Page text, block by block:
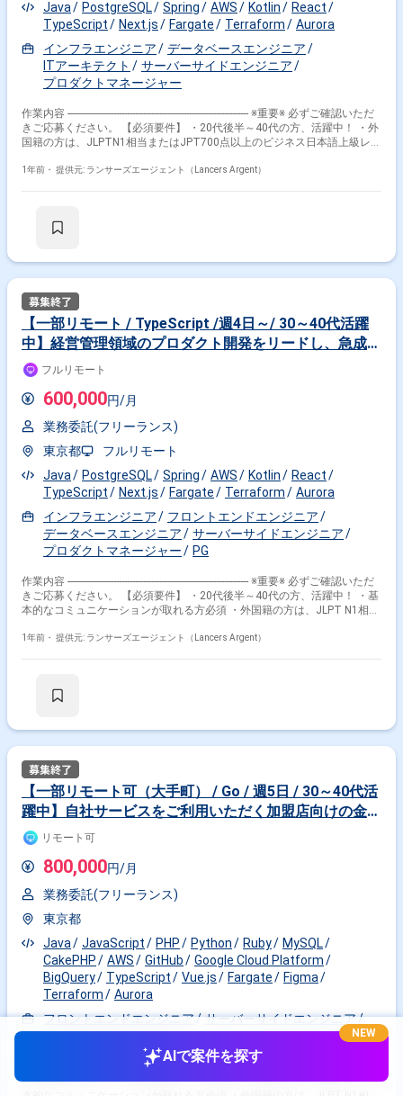
クエンド開発を行っており、現在はTypeScriptをメインとする技術スタッ
クに移行しています。 T3Stackを使用したリアーキテクトを計画してお
り、新規サービスは基本的にTypeScript（Next.js）で開発を行います。
【チーム構成】 エンジニア組織は日本チーム40名、ベトナムオフショア
チーム20名で構成されています。現在、内製化領域を拡大中です。 【そ
の他】 完全リモートOK（日本国内のみ） 就業時間 9:30〜18:30（休憩
60分）
Java
PostgreSQL Spring AWS Kotlin
React
TypeScript
Next.js Fargate Terraform
Aurora
インフラエンジニア
データベースエンジニア
ITアーキテクト
サーバーサイドエンジニア
プロダクトマネージャー
作業内容 ------------------------------------------------------------------- ※重要※ 必ずご確認いただ
きご応募ください。 【必須要件】 ・20代後半～40代の方、活躍中！ ・外
国籍の方は、JLPTN1相当またはJPT700点以上のビジネス日本語上級レベ
------------------------------------------------------------------- 【企業】 IT技術を活用して法人向け
し、顧客の購買行動分析など高度なサービスでこれにより、幅広いクライ
を成功に導く役割を担っていただきます。 【具体的な仕事内容】 ・プロ
ダクト全体やチーム横断での技術課題の解消 ・モデリング、設計、および
新機能の開発 ・ETL機能の高速化、汎用化、エラー処理のUX向上 ・デー
タ集計・分析表示画面の高速化 ・日常的なリファクタリングおよびチーム
チーム横断での開発プロセスの改善 【使用技術・ツール】 ・サーバーサ
フラ:AWS,Terraform,Fargate,ECR ・データベース:AuroraPostgreSQL 【求
従事してきた方 ・採用や技術発信、顧客ヒアリングなど開発以外の業務で
も事業成長にコミットできる方 ・チームや事業に対して、建設的なフィー
ドバックを率直に伝えられる方 ・非連続的な成長や価値提供を成し遂げた
いという意欲を持つ方 【その他】 ・就業時間：9:30〜18:30（休憩60分）
・初回カジュアル面談後、コーディングテスト＋最終面談1回となります
・経営管理領域の難解なDX化にチャレンジできる環境です。 ・チームリ
ーダーやマネージャー、新規事業のプロダクト開発など、キャリアの幅が
広がる機会が多くあります。
1年前・ 提供元: ランサーズエージェント（Lancers Argent）
【一部リモート / TypeScript /週4日～/ 30～40代活躍
中】経営管理領域のプロダクト開発をリードし、急成長
中のサービスのさらなる進化をサポートするエンジニア
フルリモート
600,000円/月
業務委託(フリーランス)
東京都
フルリモート
Java
PostgreSQL Spring AWS Kotlin
React
TypeScript
Next.js Fargate Terraform
Aurora
インフラエンジニア
フロントエンドエンジニア
データベースエンジニア
サーバーサイドエンジニア
プロダクトマネージャー
PG
作業内容 ------------------------------------------------------------------- ※重要※ 必ずご確認いただ
きご応募ください。 【必須要件】 ・20代後半～40代の方、活躍中！ ・基
本的なコミュニケーションが取れる方必須 ・外国籍の方は、JLPT N1相当
（副業不可） ・エンジニア実務経験3年以上必須 ---------------------------------------------
独自のマーケティングプラットフォームを構築し、顧客の購買行動分析な
保証や全体最適な意思決定を行い、プロジェクトを成功に導く役割を担っ
ていただきます。 【具体的な仕事内容】 ・プロダクト全体やチーム横断
での技術課題の解消 ・モデリング、設計、および新機能の開発 ・ETL機能
の高速化、汎用化、エラー処理のUX向上 ・データ集計・分析表示画面の
ード ・開発フローの高速化、効率化、自動化 ・チーム横断での開発プロ
・フロントエンド: React, Next.js, TypeScript ・インフラ: AWS, Terraform,
ーザーファーストでプロダクトと向き合いながら開発に従事してきた方 ・
採用や技術発信、顧客ヒアリングなど開発以外の業務でも事業成長にコミ
ットできる方 ・チームや事業に対して、建設的なフィードバックを率直に
伝えられる方 ・非連続的な成長や価値提供を成し遂げたいという意欲を持
つ方 【その他】 ・就業時間：9:30〜18:30（休憩60分） ・初回カジュア
ル面談後、コーディングテスト＋最終面談1回となります ・紹介前にご本
人の応募意向を確認したうえでエントリーください ・経営管理領域の難解
なDX化にチャレンジできる環境です。
1年前・ 提供元: ランサーズエージェント（Lancers Argent）
【一部リモート可（大手町） / Go / 週5日 / 30～40代活
躍中】自社サービスをご利用いただく加盟店向けの金融
サービスの開発
リモート可
800,000円/月
業務委託(フリーランス)
東京都
Java
JavaScript PHP Python Ruby
MySQL
CakePHP
AWS GitHub
Google Cloud Platform
BigQuery
TypeScript Vue.js Fargate
Figma
Terraform
Aurora
フロントエンドエンジニア
サーバーサイドエンジニア
バックエンドエンジニア
作業内容 ------------------------------------------------------------------- ※重要※ 必ずご確認いただ
きご応募ください。 【必須要件】 ・20代後半～40代の方、活躍中！ ・基
AIで案件を探す
NEW